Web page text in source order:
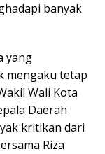
banyak
yang
mengaku tetap
Wali Kota
Daerah
kritikan dari
Riza